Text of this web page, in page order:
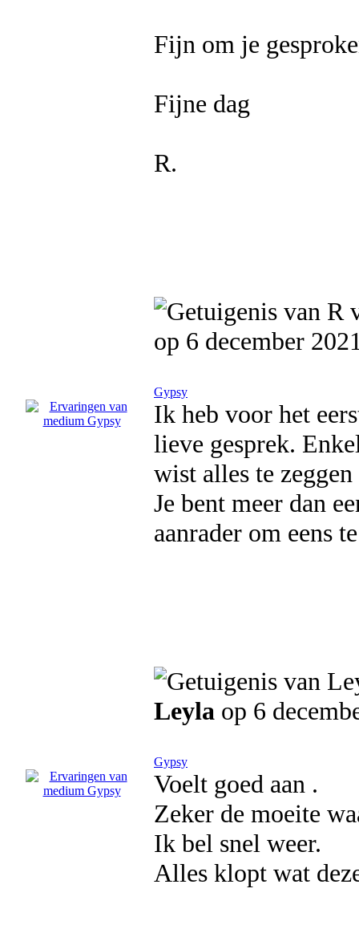
Fijn om je
Fijne dag
R.
op 6 december
Gypsy
Ik heb voor het
lieve gesprek.
wist alles te
Je bent meer dan
aanrader om eens
Leyla op 6
Gypsy
Voelt goed aan .
Zeker de moeite
Ik bel snel weer.
Alles klopt wat